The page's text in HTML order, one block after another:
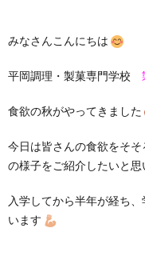
みなさんこんにちは
平岡調理・製菓専門学校
食欲の秋がやってきました
今日は皆さんの食欲をそ
の様子をご紹介したいと思
入学してから半年が経ち
います